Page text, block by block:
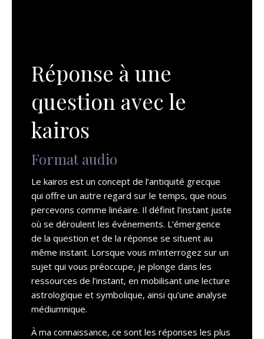
Réponse à une
question avec le
kairos
Format audio
Le kairos est un concept de l’antiquité grecque
qui offre un autre regard sur le temps, que nous
percevons comme linéaire. Il définit l’instant juste
où se déroulent les événements. L’émergence
de la question et de la réponse se situent au
même instant. Lorsque vous m’interrogez sur un
sujet qui vous préoccupe, je plonge dans les
ressources de l’instant, en mobilisant une lecture
astrologique et symbolique, ainsi qu’une analyse
médiumnique.
À ma connaissance, ce sont les réponses les plus